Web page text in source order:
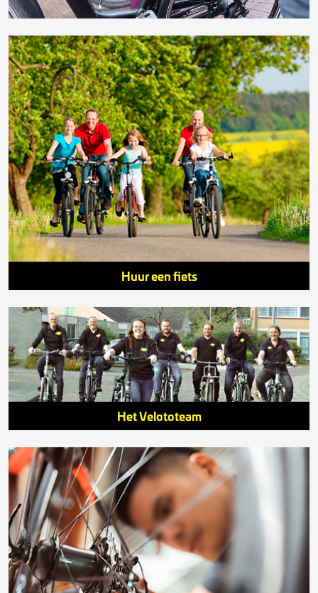
Huur een fiets
Het Velototeam